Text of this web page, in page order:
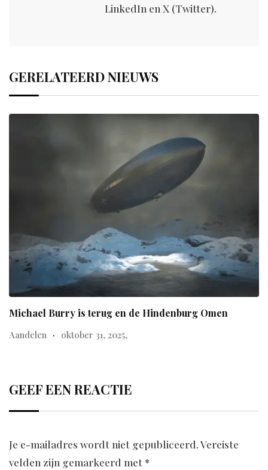
LinkedIn en X (Twitter).
GERELATEERD NIEUWS
Michael Burry is terug en de Hindenburg Omen
Aandelen oktober 31, 2025,
GEEF EEN REACTIE
Je e-mailadres wordt niet gepubliceerd.Vereiste
velden zijn gemarkeerd met *